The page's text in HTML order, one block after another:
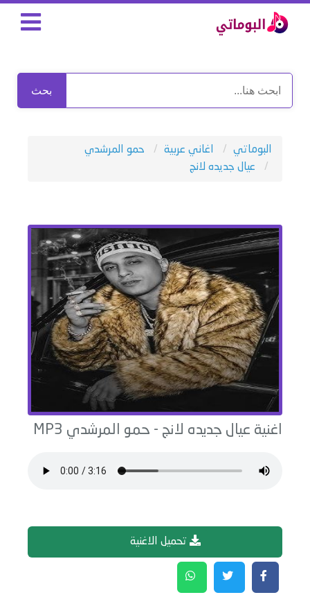
بحث
البوماتي اغاني عربية
حمو المرشدي
عيال جديده لانج
اغنية عيال جديده لانج - حمو المرشدي
تحميل الاغنية